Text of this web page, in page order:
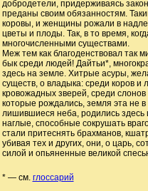
добродетели, придерживаясь
преданы своим обязанностям.
коровы, и женщины рожали в
цветы и плоды. Так, в то время,
многочисленными существами.
Меж тем как благоденствовал так
бык среди людей! Дайтьи*,
здесь на земле. Хитрые асуры,
существ, о владыка: среди коров
кровожадных зверей, среди
которые рождались, земля эта не
лишившиеся неба, родились
наглые, способные сокрушать
стали притеснять брахманов,
убивая тех и других, они, о царь,
силой и опьяненные великой
* — см. глоссарий